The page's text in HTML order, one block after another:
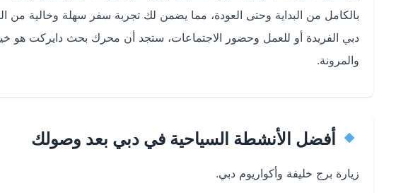
بالكامل من البداية وحتى العودة، مما يضمن لك تجربة سفر سهلة وخالية من
دبي الفريدة أو للعمل وحضور الاجتماعات، ستجد أن محرك بحث دايركت هو
والمرونة.
أفضل الأنشطة السياحية في دبي بعد وصولك
زيارة برج خليفة وأكواريوم دبي.